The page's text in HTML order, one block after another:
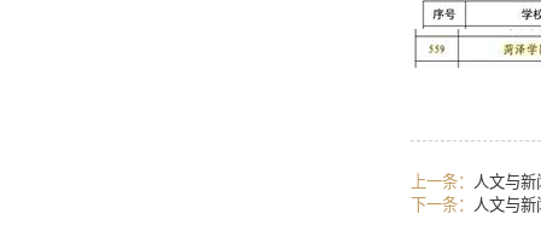
上一条： 人文与
下一条： 人文与